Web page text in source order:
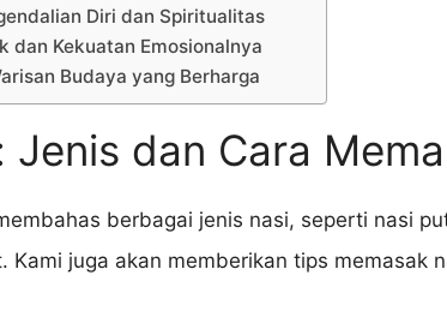
Diri dan Spiritualitas
dan Kekuatan Emosionalnya
Budaya yang Berharga
Jenis dan Cara
berbagai jenis nasi, seperti nasi
Kami juga akan memberikan tips memasak